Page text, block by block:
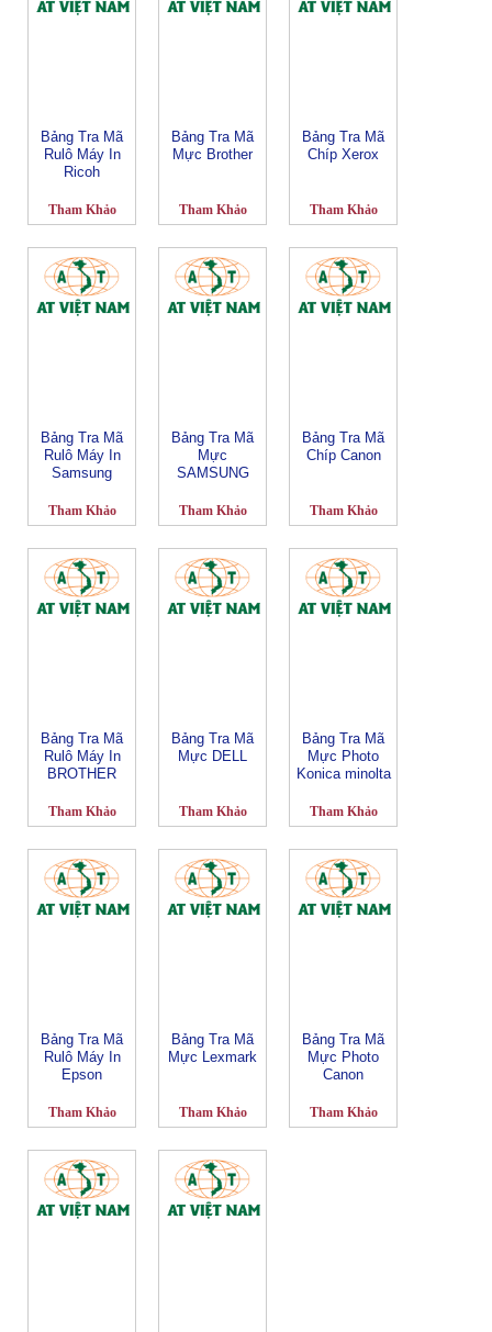
Bảng Tra Mã
Rulô Máy In
Ricoh
Tham Khảo
Bảng Tra Mã
Mực Brother
Tham Khảo
Bảng Tra Mã
Chíp Xerox
Tham Khảo
Bảng Tra Mã
Rulô Máy In
Samsung
Tham Khảo
Bảng Tra Mã
Mực
SAMSUNG
Tham Khảo
Bảng Tra Mã
Chíp Canon
Tham Khảo
Bảng Tra Mã
Rulô Máy In
BROTHER
Tham Khảo
Bảng Tra Mã
Mực DELL
Tham Khảo
Bảng Tra Mã
Mực Photo
Konica minolta
Tham Khảo
Bảng Tra Mã
Rulô Máy In
Epson
Tham Khảo
Bảng Tra Mã
Mực Lexmark
Tham Khảo
Bảng Tra Mã
Mực Photo
Canon
Tham Khảo